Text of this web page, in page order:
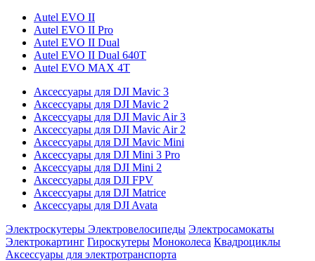
Autel EVO II
Autel EVO II Pro
Autel EVO II Dual
Autel EVO II Dual 640T
Autel EVO MAX 4T
Аксессуары для DJI Mavic 3
Аксессуары для DJI Mavic 2
Аксессуары для DJI Mavic Air 3
Аксессуары для DJI Mavic Air 2
Аксессуары для DJI Mavic Mini
Аксессуары для DJI Mini 3 Pro
Аксессуары для DJI Mini 2
Аксессуары для DJI FPV
Аксессуары для DJI Matrice
Аксессуары для DJI Avata
Электроскутеры Электровелосипеды Электросамокаты
Электрокартинг Гироскутеры Моноколеса Квадроциклы
Аксессуары для электротранспорта